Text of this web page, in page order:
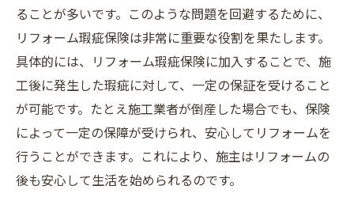
ることが多いです。このような問題を回避するために、
リフォーム瑕疵保険は非常に重要な役割を果たします。
具体的には、リフォーム瑕疵保険に加入することで、施
工後に発生した瑕疵に対して、一定の保証を受けること
が可能です。たとえ施工業者が倒産した場合でも、保険
によって一定の保障が受けられ、安心してリフォームを
行うことができます。これにより、施主はリフォームの
後も安心して生活を始められるのです。